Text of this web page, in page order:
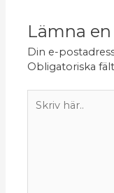
Lämna
Din e-
Obligatoriska
här..